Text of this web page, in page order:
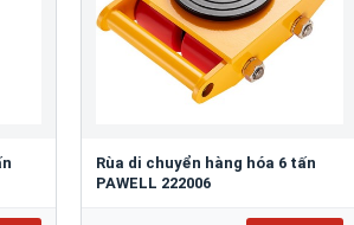
Rùa di chuyển hàng hóa 6 tấn
PAWELL 222006